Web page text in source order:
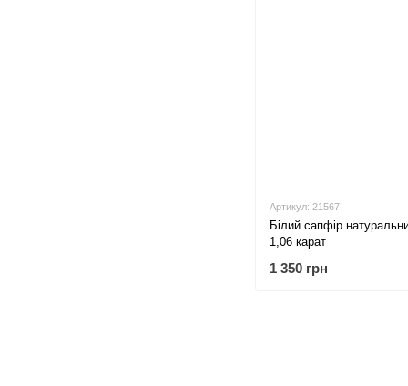
Артикул: 21567
Білий сапфір
1,06 карат
1 350 грн